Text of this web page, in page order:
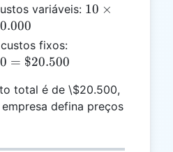
variáveis: 10
20.000
10 ×
fixos:
500 =
= $20.500
total é de \$20.500,
defina preços